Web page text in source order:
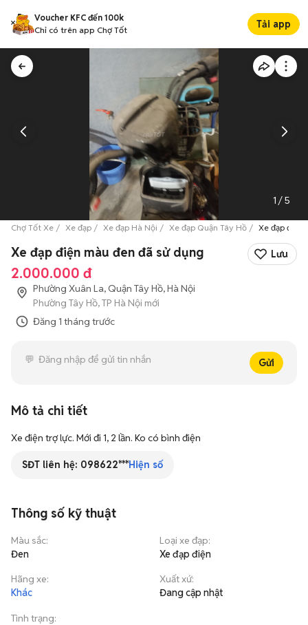
Voucher KFC đến 100k
Chỉ có trên app Chợ Tốt
Tải app
1 /5
Chợ Tốt Xe Xe đạp Xe đạp Hà Nội Xe đạp Quận Tây Hồ Xe đạp điện
Xe đạp điện màu đen đã sử dụng Lưu
2.000.000 đ
Phường Xuân La, Quận Tây Hồ, Hà Nội
Phường Tây Hồ, TP Hà Nội mới
Đăng 1 tháng trước
Gửi
Mô tả chi tiết
Xe điện trợ lực. Mới đi 1, 2 lần. Ko có bình điện
SĐT liên hệ: 098622***Hiện số
Thông số kỹ thuật
Màu sắc:
Đen
Loại xe đạp:
Xe đạp điện
Hãng xe:
Khác
Xuất xứ:
Đang cập nhật
Tình trạng: